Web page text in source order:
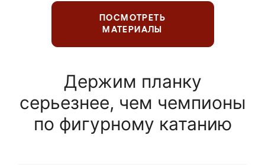
ПОСМОТРЕТЬ
МАТЕРИАЛЫ
Держим планку
серьезнее, чем чемпионы
по фигурному катанию